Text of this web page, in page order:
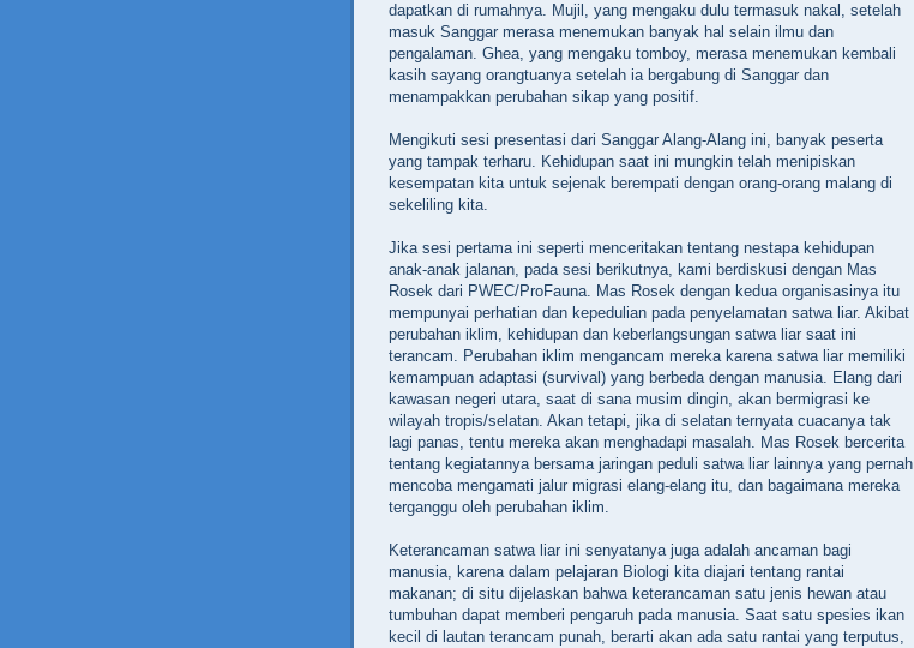
dapatkan di rumahnya. Mujil, yang mengaku dulu termasuk nakal, setelah
masuk Sanggar merasa menemukan banyak hal selain ilmu dan
pengalaman. Ghea, yang mengaku tomboy, merasa menemukan kembali
kasih sayang orangtuanya setelah ia bergabung di Sanggar dan
menampakkan perubahan sikap yang positif.
Mengikuti sesi presentasi dari Sanggar Alang-Alang ini, banyak peserta
yang tampak terharu. Kehidupan saat ini mungkin telah menipiskan
kesempatan kita untuk sejenak berempati dengan orang-orang malang di
sekeliling kita.
Jika sesi pertama ini seperti menceritakan tentang nestapa kehidupan
anak-anak jalanan, pada sesi berikutnya, kami berdiskusi dengan Mas
Rosek dari PWEC/ProFauna. Mas Rosek dengan kedua organisasinya itu
mempunyai perhatian dan kepedulian pada penyelamatan satwa liar. Akibat
perubahan iklim, kehidupan dan keberlangsungan satwa liar saat ini
terancam. Perubahan iklim mengancam mereka karena satwa liar memiliki
kemampuan adaptasi (survival) yang berbeda dengan manusia. Elang dari
kawasan negeri utara, saat di sana musim dingin, akan bermigrasi ke
wilayah tropis/selatan. Akan tetapi, jika di selatan ternyata cuacanya tak
lagi panas, tentu mereka akan menghadapi masalah. Mas Rosek bercerita
tentang kegiatannya bersama jaringan peduli satwa liar lainnya yang pernah
mencoba mengamati jalur migrasi elang-elang itu, dan bagaimana mereka
terganggu oleh perubahan iklim.
Keterancaman satwa liar ini senyatanya juga adalah ancaman bagi
manusia, karena dalam pelajaran Biologi kita diajari tentang rantai
makanan; di situ dijelaskan bahwa keterancaman satu jenis hewan atau
tumbuhan dapat memberi pengaruh pada manusia. Saat satu spesies ikan
kecil di lautan terancam punah, berarti akan ada satu rantai yang terputus,